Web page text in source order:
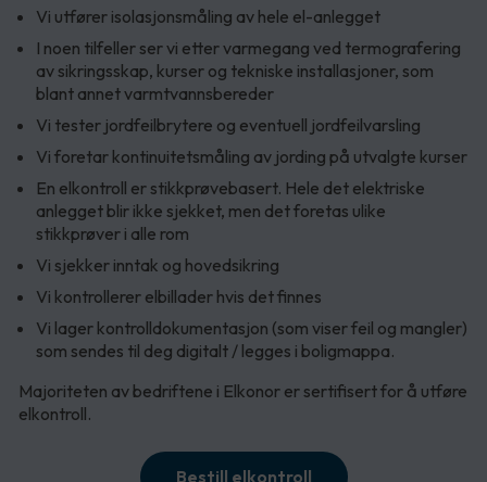
Vi utfører isolasjonsmåling av hele el-anlegget
I noen tilfeller ser vi etter varmegang ved termografering
av sikringsskap, kurser og tekniske installasjoner, som
blant annet varmtvannsbereder
Vi tester jordfeilbrytere og eventuell jordfeilvarsling
Vi foretar kontinuitetsmåling av jording på utvalgte kurser
En elkontroll er stikkprøvebasert. Hele det elektriske
anlegget blir ikke sjekket, men det foretas ulike
stikkprøver i alle rom
Vi sjekker inntak og hovedsikring
Vi kontrollerer elbillader hvis det finnes
Vi lager kontrolldokumentasjon (som viser feil og mangler)
som sendes til deg digitalt / legges i boligmappa.
Majoriteten av bedriftene i Elkonor er sertifisert for å utføre
elkontroll.
Bestill elkontroll